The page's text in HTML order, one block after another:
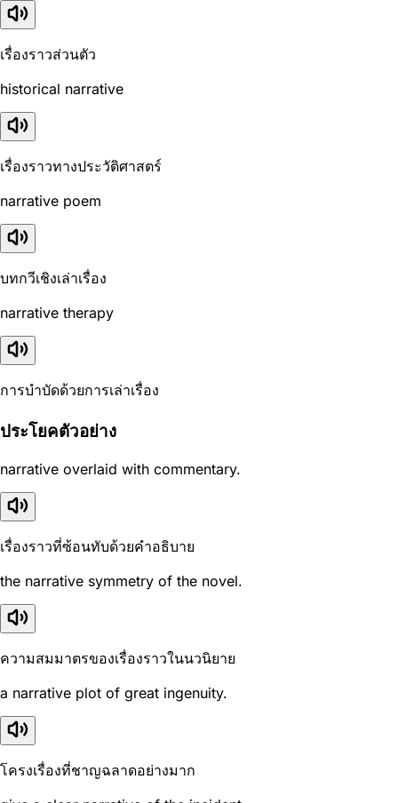
เรื่องราวส่วนตัว
historical narrative
เรื่องราวทางประวัติศาสตร์
narrative poem
บทกวีเชิงเล่าเรื่อง
narrative therapy
การบำบัดด้วยการเล่าเรื่อง
ประโยคตัวอย่าง
narrative overlaid with commentary.
เรื่องราวที่ซ้อนทับด้วยคำอธิบาย
the narrative symmetry of the novel.
ความสมมาตรของเรื่องราวในนวนิยาย
a narrative plot of great ingenuity.
โครงเรื่องที่ชาญฉลาดอย่างมาก